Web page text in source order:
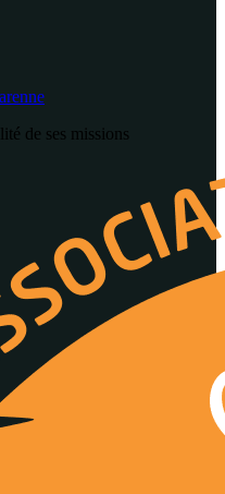
de ses missions